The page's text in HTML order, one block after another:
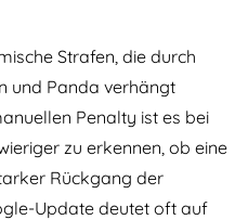
Strafen, die durch
und Panda verhängt
Penalty ist es bei
zu erkennen, ob eine
Rückgang der
Update deutet oft auf